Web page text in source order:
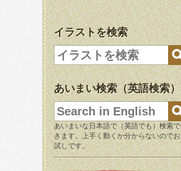
イラストを検索
あいまい検索（英語検索）
あいまいな日本語で（英語でも）検索で
きます。上手く動くか分からないのでお
試しです。